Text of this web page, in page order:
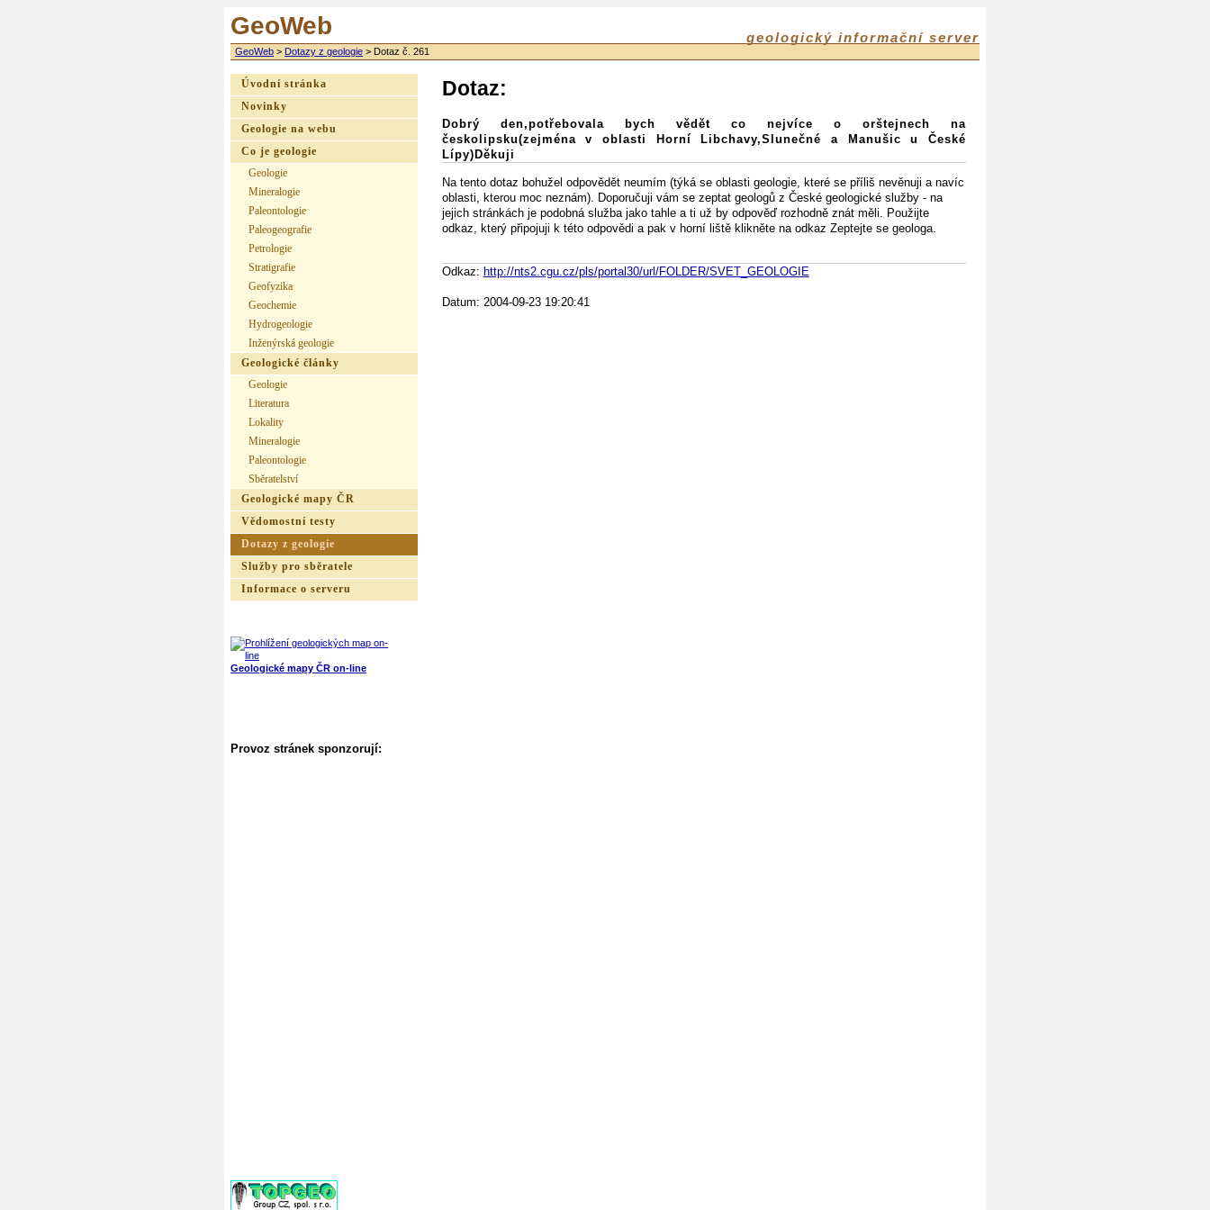
GeoWeb geologický informační server
GeoWeb > Dotazy z geologie > Dotaz č. 261
Dotaz:
Dobrý den,potřebovala bych vědět co nejvíce o orštejnech na
českolipsku(zejména v oblasti Horní Libchavy,Slunečné a Manušic u České
Lípy)Děkuji
Na tento dotaz bohužel odpovědět neumím (týká se oblasti geologie, které se příliš nevěnuji a navíc
oblasti, kterou moc neznám). Doporučuji vám se zeptat geologů z České geologické služby - na
jejich stránkách je podobná služba jako tahle a ti už by odpověď rozhodně znát měli. Použijte
odkaz, který připojuji k této odpovědi a pak v horní liště klikněte na odkaz Zeptejte se geologa.
Odkaz: http://nts2.cgu.cz/pls/portal30/url/FOLDER/SVET_GEOLOGIE
Datum: 2004-09-23 19:20:41
Úvodní stránka
Novinky
Geologie na webu
Co je geologie
Geologie
Mineralogie
Paleontologie
Paleogeografie
Petrologie
Stratigrafie
Geofyzika
Geochemie
Hydrogeologie
Inženýrská geologie
Geologické články
Geologie
Literatura
Lokality
Mineralogie
Paleontologie
Sběratelství
Geologické mapy ČR
Vědomostní testy
Dotazy z geologie
Služby pro sběratele
Informace o serveru
Geologické mapy ČR on-line
Provoz stránek sponzorují: